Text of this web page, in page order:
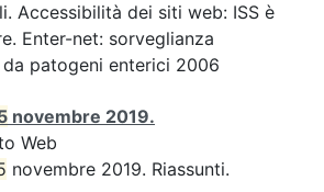
Accessibilità dei siti web: ISS è
Enter-net: sorveglianza
patogeni enterici 2006
novembre 2019.
Web
novembre 2019. Riassunti.